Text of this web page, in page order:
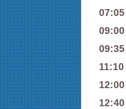
07:05
09:00
09:35
11:10
12:00
12:40